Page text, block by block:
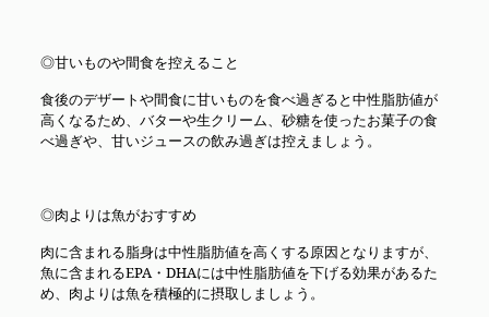
◎甘いものや間食を控えること
食後のデザートや間食に甘いものを食べ過ぎると中性脂肪値が
高くなるため、バターや生クリーム、砂糖を使ったお菓子の食
べ過ぎや、甘いジュースの飲み過ぎは控えましょう。
◎肉よりは魚がおすすめ
肉に含まれる脂身は中性脂肪値を高くする原因となりますが、
魚に含まれるEPA・DHAには中性脂肪値を下げる効果があるた
め、肉よりは魚を積極的に摂取しましょう。